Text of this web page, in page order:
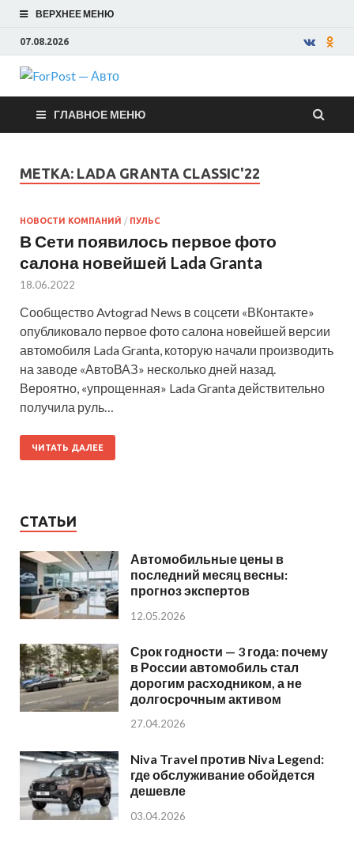
ВЕРХНЕЕ МЕНЮ
07.08.2026
ForPost —
Авто
ГЛАВНОЕ МЕНЮ
МЕТКА: LADA GRANTA CLASSIC'22
НОВОСТИ КОМПАНИЙ / ПУЛЬС
В Сети появилось первое фото
салона новейшей Lada Granta
18.06.2022
Сообщество Avtograd News в соцсети «ВКонтакте»
опубликовало первое фото салона новейшей версии
автомобиля Lada Granta, которую начали производить
на заводе «АвтоВАЗ» несколько дней назад.
Вероятно, «упрощенная» Lada Granta действительно
получила руль…
ЧИТАТЬ ДАЛЕЕ
СТАТЬИ
Автомобильные цены в
последний месяц весны:
прогноз экспертов
12.05.2026
Срок годности — 3 года: почему
в России автомобиль стал
дорогим расходником, а не
долгосрочным активом
27.04.2026
Niva Travel против Niva Legend:
где обслуживание обойдется
дешевле
03.04.2026